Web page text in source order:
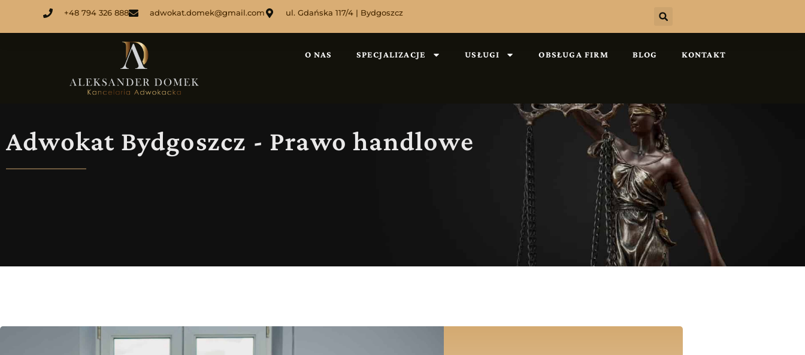
+48 794 326 888 adwokat.domek@gmail.com ul. Gdańska 117/4 | Bydgoszcz
O NAS SPECJALIZACJE USŁUGI OBSŁUGA FIRM BLOG KONTAKT
Adwokat Bydgoszcz - Prawo handlowe